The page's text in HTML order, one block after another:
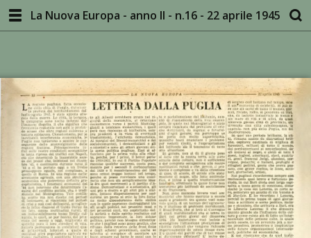
La Nuova Europa - anno II - n.16 - 22 aprile 1945